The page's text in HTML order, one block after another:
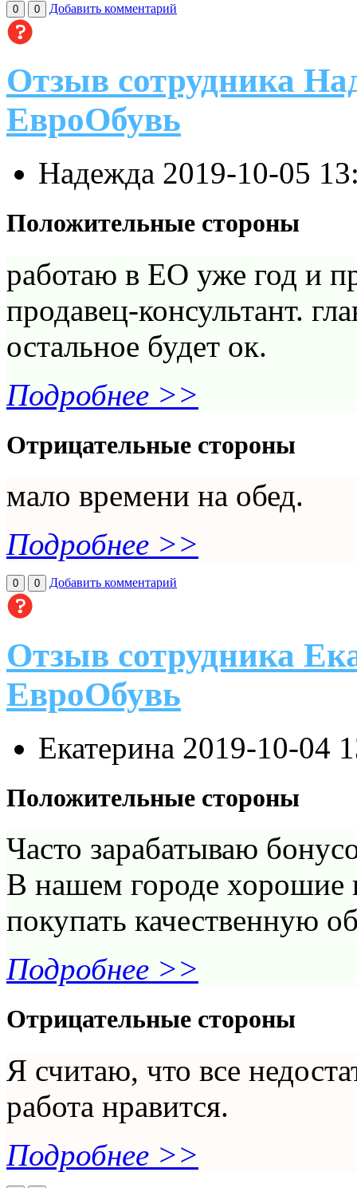
0 0 Добавить комментарий
Отзыв сотрудника
ЕвроОбувь
Надежда 2019-10-05
Положительные стороны
работаю в ЕО уже год и
продавец-консультант.
остальное будет ок.
Подробнее >>
Отрицательные стороны
мало времени на обед.
Подробнее >>
0 0 Добавить комментарий
Отзыв сотрудника
ЕвроОбувь
Екатерина 2019-10-04
Положительные стороны
Часто зарабатываю
В нашем городе
покупать качественную
Подробнее >>
Отрицательные стороны
Я считаю, что все
работа нравится.
Подробнее >>